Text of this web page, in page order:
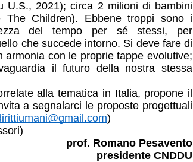
U.S., 2021); circa 2 milioni di bambini
The Children). Ebbene troppi sono i
del tempo per sé stessi, per
che succede intorno. Si deve fare di
con le proprie tappe evolutive;
il futuro della nostra stessa
alla tematica in Italia, propone il
a segnalarci le proposte progettuali
)
prof. Romano Pesavento
presidente CNDDU